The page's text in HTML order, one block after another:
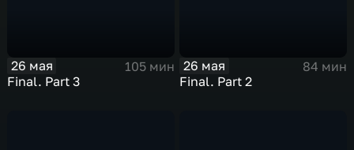
26 мая
105 мин
Final. Part 3
26 мая
84 мин
Final. Part 2